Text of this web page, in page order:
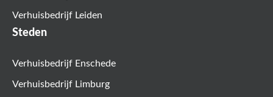
Verhuisbedrijf Leiden
Steden
Verhuisbedrijf Enschede
Verhuisbedrijf Limburg